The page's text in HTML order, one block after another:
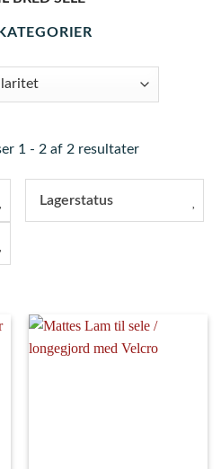
1 - 2 af 2 resultater
Lagerstatus